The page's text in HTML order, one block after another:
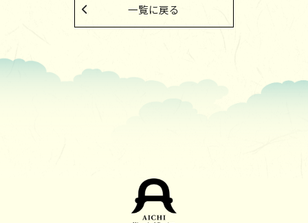
一覧に戻る